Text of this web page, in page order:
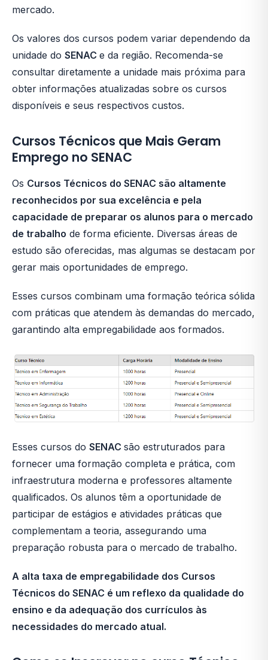
mercado.
Os valores dos cursos podem variar dependendo da
unidade do SENAC e da região. Recomenda-se
consultar diretamente a unidade mais próxima para
obter informações atualizadas sobre os cursos
disponíveis e seus respectivos custos.
Cursos Técnicos que Mais Geram
Emprego no SENAC
Os Cursos Técnicos do SENAC são altamente
reconhecidos por sua excelência e pela
capacidade de preparar os alunos para o mercado
de trabalho de forma eficiente. Diversas áreas de
estudo são oferecidas, mas algumas se destacam por
gerar mais oportunidades de emprego.
Esses cursos combinam uma formação teórica sólida
com práticas que atendem às demandas do mercado,
garantindo alta empregabilidade aos formados.
Esses cursos do SENAC são estruturados para
fornecer uma formação completa e prática, com
infraestrutura moderna e professores altamente
qualificados. Os alunos têm a oportunidade de
participar de estágios e atividades práticas que
complementam a teoria, assegurando uma
preparação robusta para o mercado de trabalho.
A alta taxa de empregabilidade dos Cursos
Técnicos do SENAC é um reflexo da qualidade do
ensino e da adequação dos currículos às
necessidades do mercado atual.